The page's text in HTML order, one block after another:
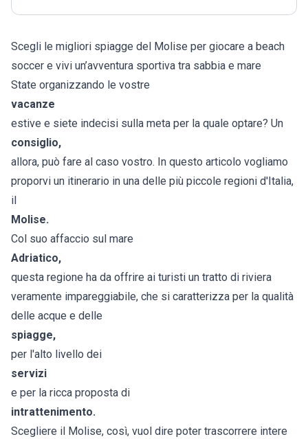
Scegli le migliori spiagge del Molise per giocare a beach
soccer e vivi un’avventura sportiva tra sabbia e mare
State organizzando le vostre
vacanze
estive e siete indecisi sulla meta per la quale optare? Un
consiglio,
allora, può fare al caso vostro. In questo articolo vogliamo
proporvi un itinerario in una delle più piccole regioni d'Italia,
il
Molise.
Col suo affaccio sul mare
Adriatico,
questa regione ha da offrire ai turisti un tratto di riviera
veramente impareggiabile, che si caratterizza per la qualità
delle acque e delle
spiagge,
per l'alto livello dei
servizi
e per la ricca proposta di
intrattenimento.
Scegliere il Molise, così, vuol dire poter trascorrere intere